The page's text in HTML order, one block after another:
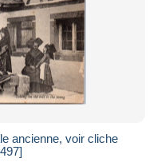
ancienne, voir cliche